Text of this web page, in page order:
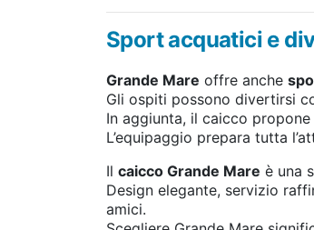
Sport acquatici e
Grande Mare offre anche
Gli ospiti possono divertirsi
In aggiunta, il caicco
L’equipaggio prepara tutta
Il caicco Grande Mare è una
Design elegante, servizio
amici.